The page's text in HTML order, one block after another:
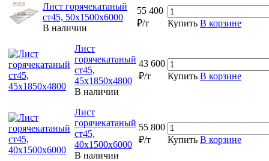
Лист горячекатаный
ст45, 50х1500х6000
В наличии
55 400
₽/т
Купить В корзине
Лист
горячекатаный
ст45,
45х1850х4800
В наличии
43 600
₽/т
Купить В корзине
Лист
горячекатаный
ст45,
40х1500х6000
В наличии
55 800
₽/т
Купить В корзине